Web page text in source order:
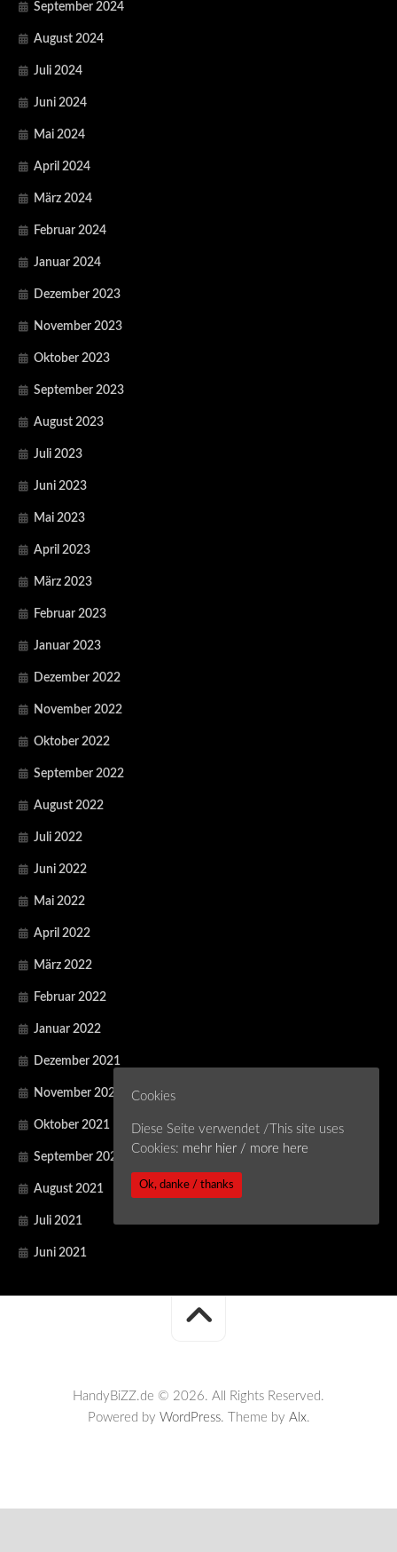
September 2024
August 2024
Juli 2024
Juni 2024
Mai 2024
April 2024
März 2024
Februar 2024
Januar 2024
Dezember 2023
November 2023
Oktober 2023
September 2023
August 2023
Juli 2023
Juni 2023
Mai 2023
April 2023
März 2023
Februar 2023
Januar 2023
Dezember 2022
November 2022
Oktober 2022
September 2022
August 2022
Juli 2022
Juni 2022
Mai 2022
April 2022
März 2022
Februar 2022
Januar 2022
Dezember 2021
November 2021
Oktober 2021
September 2021
August 2021
Juli 2021
Juni 2021
HandyBiZZ.de © 2026. All Rights Reserved.
Powered by WordPress. Theme by Alx.
Cookies
Diese Seite verwendet /This site uses
Cookies: mehr hier / more here
Ok, danke / thanks